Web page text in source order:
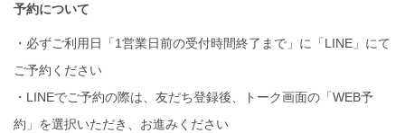
予約について
・必ずご利用日「1営業日前の受付時間終了まで」に「LINE」にて
ご予約ください
・LINEでご予約の際は、友だち登録後、トーク画面の「WEB予
約」を選択いただき、お進みください